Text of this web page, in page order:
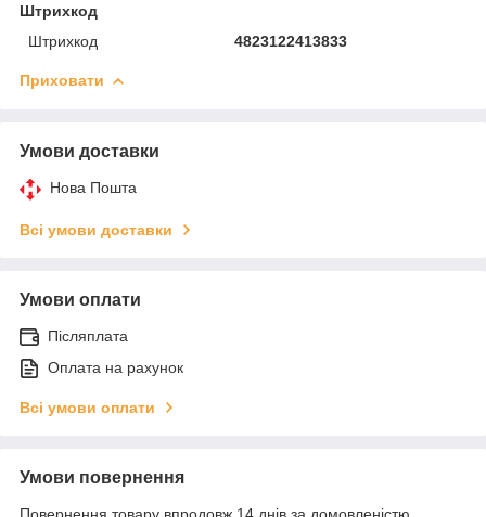
Штрихкод
Штрихкод
4823122413833
Приховати
Умови доставки
Нова Пошта
Всі умови доставки
Умови оплати
Післяплата
Оплата на рахунок
Всі умови оплати
Умови повернення
Повернення товару впродовж 14 днів за домовленістю